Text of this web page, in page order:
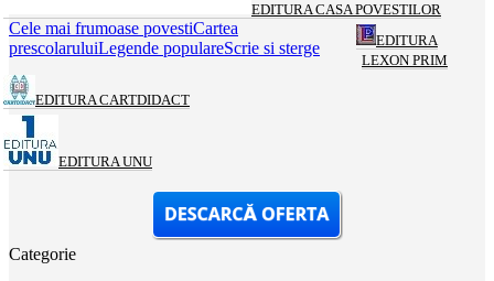
EDITURA CASA POVESTILOR
Cele mai frumoase povestiCartea
prescolaruluiLegende populareScrie si sterge
EDITURA
LEXON PRIM
EDITURA CARTDIDACT
EDITURA UNU
Categorie